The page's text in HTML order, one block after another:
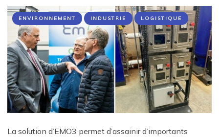
ENVIRONNEMENT INDUSTRIE LOGISTIQUE
La solution d’EMO3 permet d’assainir d’importants